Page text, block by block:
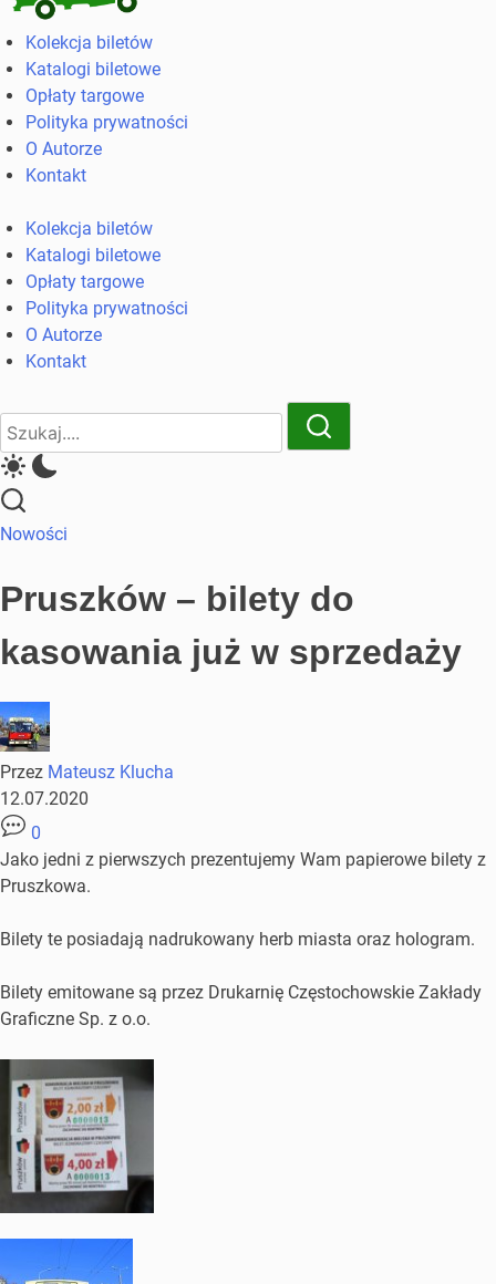
Kolekcja
biletów
komunikacji
miejskiej
kolejowych
Kolekcja biletów
Katalogi biletowe
Opłaty targowe
Polityka prywatności
O Autorze
Kontakt
Kolekcja biletów
Katalogi biletowe
Opłaty targowe
Polityka prywatności
O Autorze
Kontakt
Close
Search
Search
Nowości
Pruszków – bilety do
kasowania już w sprzedaży
Przez Mateusz Klucha
12.07.2020
0
Jako jedni z pierwszych prezentujemy Wam papierowe bilety z
Pruszkowa.
Bilety te posiadają nadrukowany herb miasta oraz hologram.
Bilety emitowane są przez Drukarnię Częstochowskie Zakłady
Graficzne Sp. z o.o.